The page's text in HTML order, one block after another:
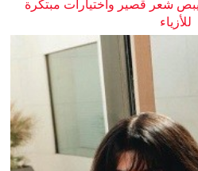
شعر قصير واختيارات مبتكرة
للأزياء